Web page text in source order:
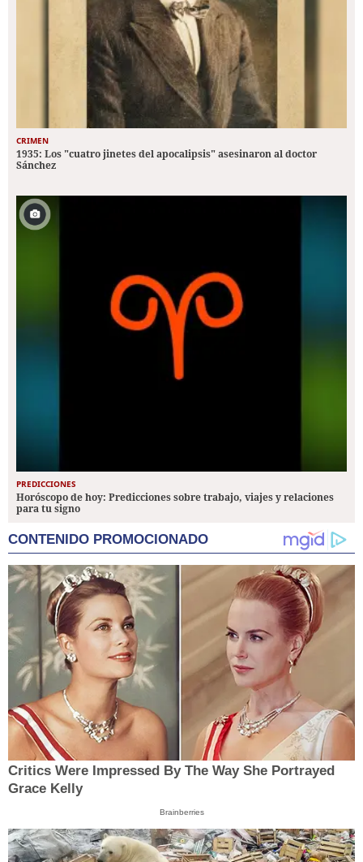
CRIMEN
1935: Los "cuatro jinetes del apocalipsis" asesinaron al doctor
Sánchez
PREDICCIONES
Horóscopo de hoy: Predicciones sobre trabajo, viajes y relaciones
para tu signo
CONTENIDO PROMOCIONADO
Critics Were Impressed By The Way She Portrayed
Grace Kelly
Brainberries